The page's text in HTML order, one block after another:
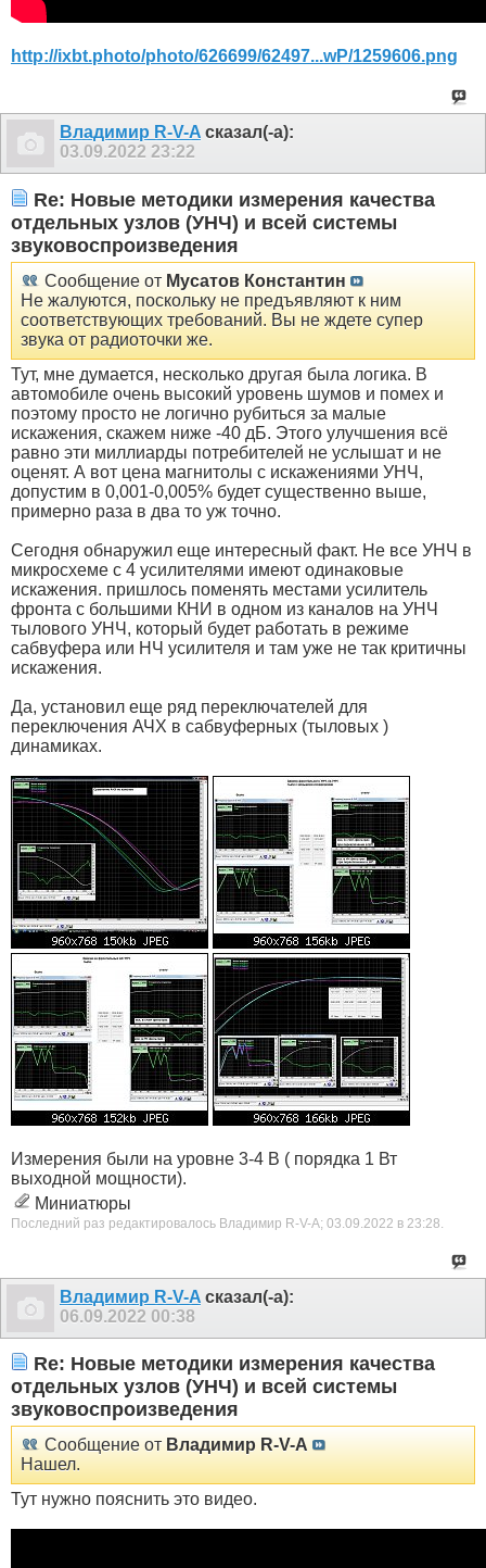
http://ixbt.photo/photo/626699/62497...wP/1259606.png
Владимир R-V-A сказал(-а):
03.09.2022 23:22
Re: Новые методики измерения качества
отдельных узлов (УНЧ) и всей системы
звуковоспроизведения
Сообщение от Мусатов Константин
Не жалуются, поскольку не предъявляют к ним
соответствующих требований. Вы не ждете супер
звука от радиоточки же.
Тут, мне думается, несколько другая была логика. В
автомобиле очень высокий уровень шумов и помех и
поэтому просто не логично рубиться за малые
искажения, скажем ниже -40 дБ. Этого улучшения всё
равно эти миллиарды потребителей не услышат и не
оценят. А вот цена магнитолы с искажениями УНЧ,
допустим в 0,001-0,005% будет существенно выше,
примерно раза в два то уж точно.
Сегодня обнаружил еще интересный факт. Не все УНЧ в
микросхеме с 4 усилителями имеют одинаковые
искажения. пришлось поменять местами усилитель
фронта с большими КНИ в одном из каналов на УНЧ
тылового УНЧ, который будет работать в режиме
сабвуфера или НЧ усилителя и там уже не так критичны
искажения.
Да, установил еще ряд переключателей для
переключения АЧХ в сабвуферных (тыловых )
динамиках.
Измерения были на уровне 3-4 В ( порядка 1 Вт
выходной мощности).
Миниатюры
Последний раз редактировалось Владимир R-V-A; 03.09.2022 в 23:28.
Владимир R-V-A сказал(-а):
06.09.2022 00:38
Re: Новые методики измерения качества
отдельных узлов (УНЧ) и всей системы
звуковоспроизведения
Сообщение от Владимир R-V-A
Нашел.
Тут нужно пояснить это видео.